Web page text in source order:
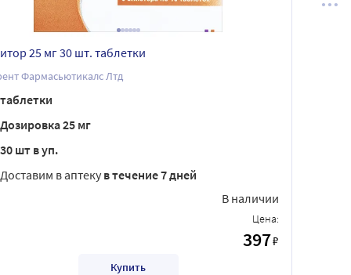
25 мг 30 шт. таблетки
Фармасьютикалс Лтд
таблетки
Дозировка 25 мг
30 шт в уп.
Доставим в аптеку в течение 7 дней
В наличии
Цена:
397₽
Купить